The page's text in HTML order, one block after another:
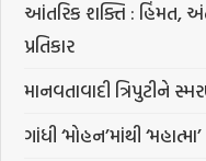
આંતરિક શક્તિ : હિંમત,
પ્રતિકાર
માનવતાવાદી ત્રિપુટીને
ગાંધી ‘મોહન’માંથી